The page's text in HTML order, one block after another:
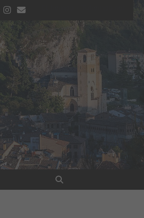
youtube
instagram
contacto
Buscar